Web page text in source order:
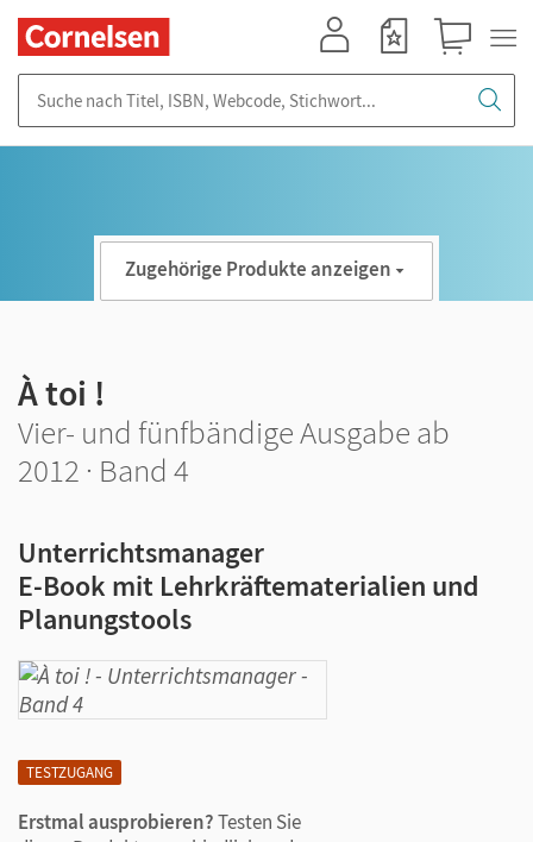
TESTZUGANG
Erstmal ausprobieren?Testen Sie
Zugehörige Produkte anzeigen
À toi !
Vier- und fünfbändige Ausgabe ab
2012 · Band 4
Unterrichtsmanager
E-Book mit Lehrkräftematerialien und
Planungstools